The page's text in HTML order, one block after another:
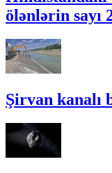
ölənlərin sayı
Şirvan kanalı